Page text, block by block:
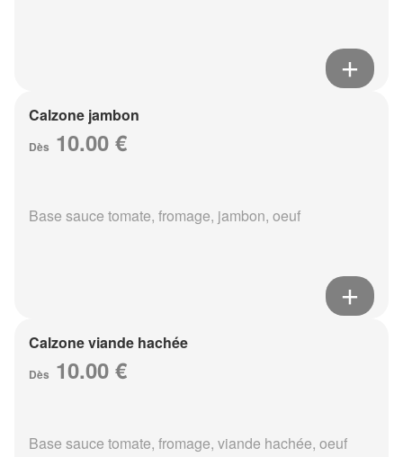
Calzone jambon
Dès 10.00 €
Base sauce tomate, fromage, jambon, oeuf
Calzone viande hachée
Dès 10.00 €
Base sauce tomate, fromage, viande hachée, oeuf